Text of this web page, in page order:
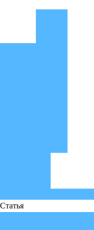
Статья